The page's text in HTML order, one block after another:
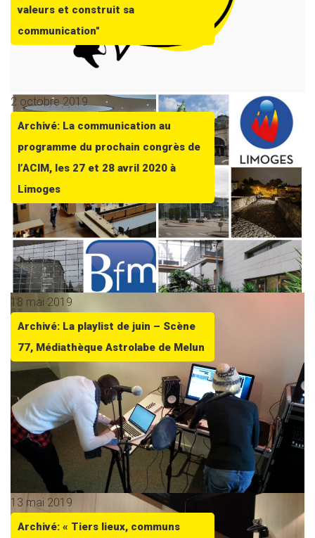
valeurs et construit sa
communication"
2 octobre 2019
Archivé: La communication au
programme du prochain congrès de
l’ACIM, les 27 et 28 avril 2020 à
Limoges
18 mai 2019
Archivé: La playlist de juin – Scène
77, Médiathèque Astrolabe de Melun
13 mai 2019
Archivé: « Tiers lieux, communs